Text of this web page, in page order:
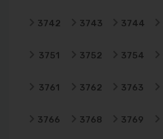
3742 3743 3744
3751 3752 3754
3761 3762 3763
3766 3768 3769